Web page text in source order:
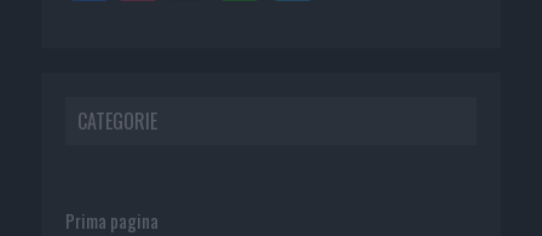
CATEGORIE
Prima pagina